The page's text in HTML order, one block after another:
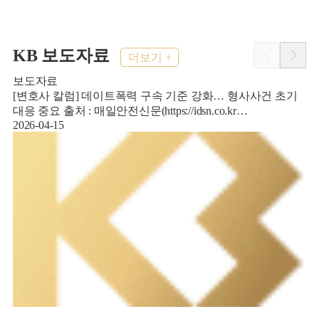
KB 보도자료
더보기 +
보도자료
[변호사 칼럼] 데이트폭력 구속 기준 강화… 형사사건 초기
대응 중요 출처 : 매일안전신문(https://idsn.co.kr…
2026-04-15